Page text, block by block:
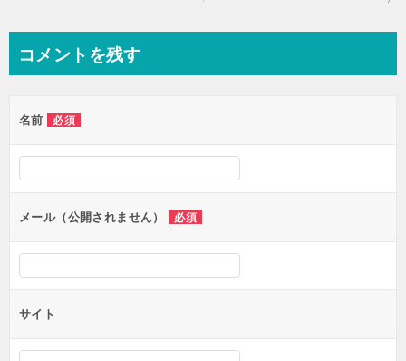
ビ
ー
シ
ョ
ン
コメントを残す
名前 必須
メール（公開されません） 必須
サイト